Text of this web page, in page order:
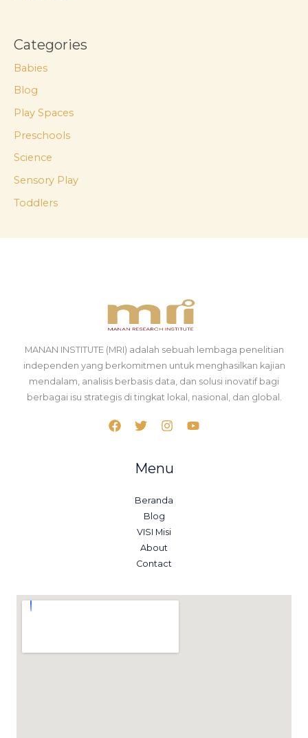
Categories
Babies
Blog
Play Spaces
Preschools
Science
Sensory Play
Toddlers
MANAN INSTITUTE (MRI) adalah sebuah lembaga penelitian
independen yang berkomitmen untuk menghasilkan kajian
mendalam, analisis berbasis data, dan solusi inovatif bagi
berbagai isu strategis di tingkat lokal, nasional, dan global.
Menu
Beranda
Blog
VISI Misi
About
Contact